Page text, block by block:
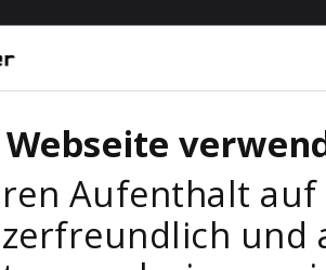
Webseite
Aufenthalt
und